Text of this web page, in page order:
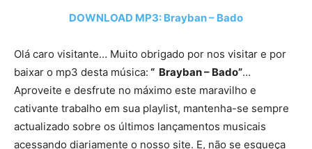
DOWNLOAD MP3: Brayban – Bado
Olá caro visitante… Muito obrigado por nos visitar e por
baixar o mp3 desta música: “ Brayban – Bado”…
Aproveite e desfrute no máximo este maravilho e
cativante trabalho em sua playlist, mantenha-se sempre
actualizado sobre os últimos lançamentos musicais
acessando diariamente o nosso site. E, não se esqueça